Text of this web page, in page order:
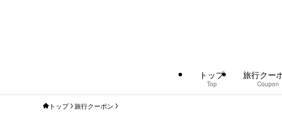
トップ
Top
旅行クー
Coupon
トップ 旅行クーポン